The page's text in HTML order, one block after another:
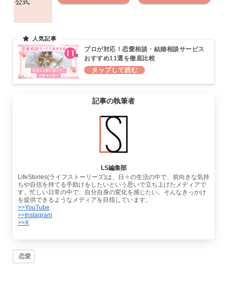
プロが対応！恋愛相談・結婚相談サービス
おすすめ11選を徹底比較
記事の執筆者
LS編集部
LifeStories(ライフストーリーズ)は、日々の生活の中で、前向きな気持
ちや自信を持てる手助けをしたいという思いで立ち上げたメディアで
す。忙しい日常の中で、自分自身の変化を感じたい。そんなきっかけ
を提供できるようなメディアを目指しています。
>>YouTube
>>Instagram
>>X
恋愛